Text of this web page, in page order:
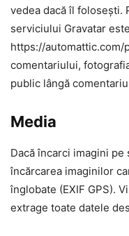
vedea dacă îl folosești.
serviciului Gravatar
https://automattic.com/
comentariului,
public lângă
Media
Dacă încarci imagini
încărcarea imaginilor
înglobate (EXIF GPS).
extrage toate datele